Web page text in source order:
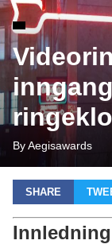
By Aegisawards
SHARE